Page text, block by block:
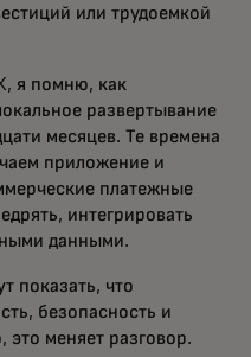
или трудоемкой
я помню, как
развертывание
месяцев. Те времена
приложение и
платежные
интегрировать
данными.
показать, что
безопасность и
это меняет разговор.